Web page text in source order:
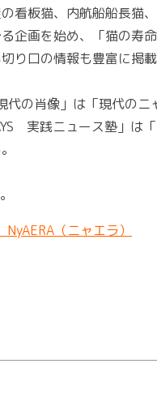
看板猫、内航船船長猫
企画を始め、「猫の寿
り口の情報も豊富に掲載
代の肖像」は「現代の
実践ニュース塾」は
（ニャエラ）